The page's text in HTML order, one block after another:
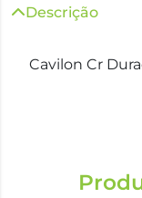
Descrição
Cavilon Cr